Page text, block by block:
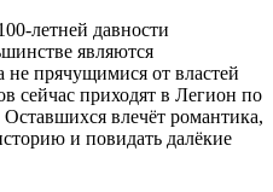
летней давности
являются
прячущимися от властей
сейчас приходят в Легион по
влечёт романтика,
и повидать далёкие